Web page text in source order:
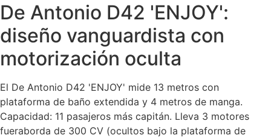
De Antonio D42 'ENJOY':
diseño vanguardista con
motorización oculta
El De Antonio D42 'ENJOY' mide 13 metros con
plataforma de baño extendida y 4 metros de manga.
Capacidad: 11 pasajeros más capitán. Lleva 3 motores
fueraborda de 300 CV (ocultos bajo la plataforma de